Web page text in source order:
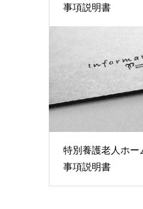
事項説明書
特別養護老人ホー
事項説明書